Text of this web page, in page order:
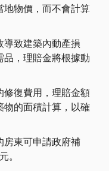
地物價，而不會計算
導致建築內動產損
品，理賠金將根據動
修復費用，理賠金額
物的面積計算，以確
房東可申請政府補
。